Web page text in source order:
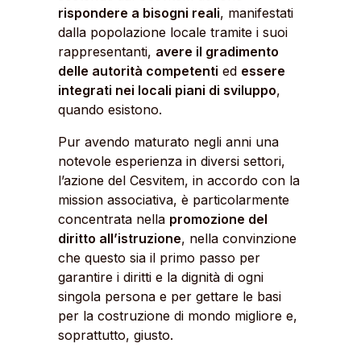
rispondere a bisogni reali, manifestati
dalla popolazione locale tramite i suoi
rappresentanti, avere il gradimento
delle autorità competenti ed essere
integrati nei locali piani di sviluppo,
quando esistono.
Pur avendo maturato negli anni una
notevole esperienza in diversi settori,
l’azione del Cesvitem, in accordo con la
mission associativa, è particolarmente
concentrata nella promozione del
diritto all’istruzione, nella convinzione
che questo sia il primo passo per
garantire i diritti e la dignità di ogni
singola persona e per gettare le basi
per la costruzione di mondo migliore e,
soprattutto, giusto.